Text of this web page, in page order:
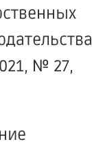
№ 27,